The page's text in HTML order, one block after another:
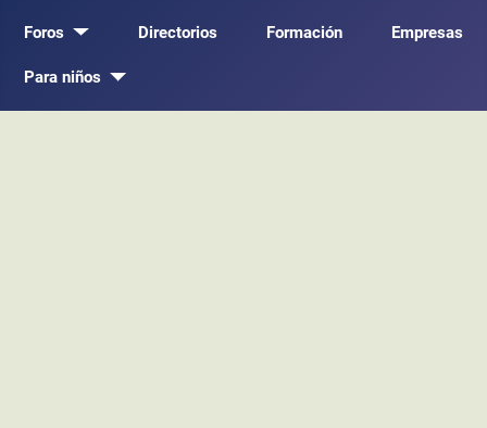
Foros Directorios Formación Empresas
Para niños